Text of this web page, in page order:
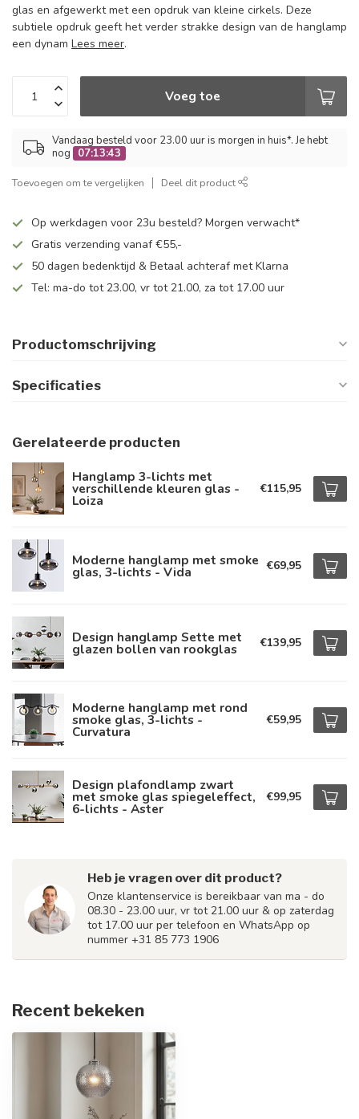
glas en afgewerkt met een opdruk van kleine cirkels. Deze
subtiele opdruk geeft het verder strakke design van de hanglamp
een dynam Lees meer.
Voeg toe
Vandaag besteld voor 23.00 uur is morgen in huis*. Je hebt
nog
07:13:43
Toevoegen om te vergelijken Deel dit product
Op werkdagen voor 23u besteld? Morgen verwacht*
Gratis verzending vanaf €55,-
50 dagen bedenktijd & Betaal achteraf met Klarna
Tel: ma-do tot 23.00, vr tot 21.00, za tot 17.00 uur
Productomschrijving
Specificaties
Gerelateerde producten
Hanglamp 3-lichts met
verschillende kleuren glas -
Loiza
€115,95
Moderne hanglamp met smoke
glas, 3-lichts - Vida €69,95
Design hanglamp Sette met
glazen bollen van rookglas €139,95
Moderne hanglamp met rond
smoke glas, 3-lichts -
Curvatura
€59,95
Design plafondlamp zwart
met smoke glas spiegeleffect,
6-lichts - Aster
€99,95
Heb je vragen over dit product?
Onze klantenservice is bereikbaar van ma - do
08.30 - 23.00 uur, vr tot 21.00 uur & op zaterdag
tot 17.00 uur per telefoon en WhatsApp op
nummer +31 85 773 1906
Recent bekeken